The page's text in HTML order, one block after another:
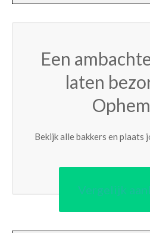
Een
laten
Bekijk alle bakkers en plaats
Vergelijk